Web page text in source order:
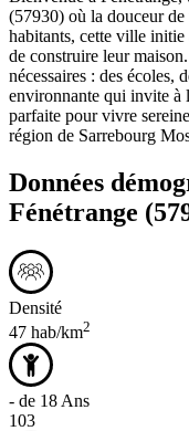
(57930) où la douceur
habitants, cette ville
de construire leur
nécessaires : des écoles,
environnante qui invite à
parfaite pour vivre
région de Sarrebourg
Données
Fénétrange
Densité
47 hab/km2
- de 18 Ans
103